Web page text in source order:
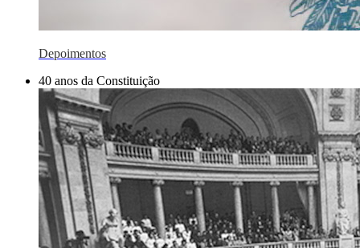
Depoimentos
40 anos da Constituição